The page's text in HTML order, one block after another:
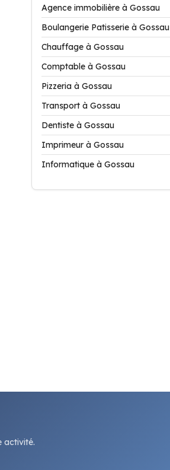
Agence immobilière à Gossau
Boulangerie Patisserie à Gossau
Chauffage à Gossau
Comptable à Gossau
Pizzeria à Gossau
Transport à Gossau
Dentiste à Gossau
Imprimeur à Gossau
Informatique à Gossau
activité.